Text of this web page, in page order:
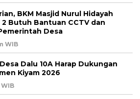
BKM Masjid Nurul Hidayah
Butuh Bantuan CCTV dan
Desa
WIB
Dalu 10A Harap Dukungan
Kiyam 2026
WIB